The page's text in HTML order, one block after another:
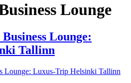
Lounge
Lounge:
Tallinn